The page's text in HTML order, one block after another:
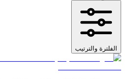
الفلترة والترتيب